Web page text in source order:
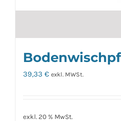
39,33 € exkl. MWSt.
exkl. 20 % MwSt.